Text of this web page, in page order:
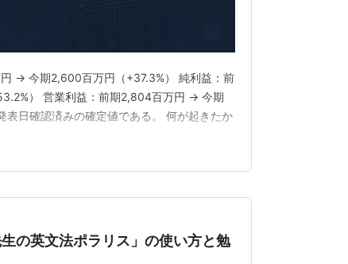
→ 今期2,600百万円（+37.3%） 純利益：前
） 営業利益：前期2,804百万円 → 今期
日確認済みの確定値である。 何が起きたか
の英文法ポラリス」の使い方と勉